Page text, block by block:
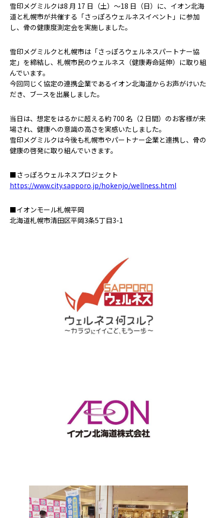
雪印メグミルクは8 月 17 日（土）～18 日（日）に、イオン北海
道と札幌市が共催する「さっぽろウェルネスイベント」に参加
し、骨の健康度測定会を実施しました。
雪印メグミルクと札幌市は「さっぽろウェルネスパートナー協
定」を締結し、札幌市民のウェルネス（健康寿命延伸）に取り組
んでいます。
今回同じく協定の連携企業であるイオン北海道からお声がけいた
だき、ブースを出展しました。
当日は、想定をはるかに超える約 700 名（2 日間）のお客様が来
場され、健康への意識の高さを実感いたしました。
雪印メグミルクは今後も札幌市やパートナー企業と連携し、骨の
健康の啓発に取り組んでいきます。
■さっぽろウェルネスプロジェクト
https://www.city.sapporo.jp/hokenjo/wellness.html
■イオンモール札幌平岡
北海道札幌市清田区平岡3条5丁目3-1